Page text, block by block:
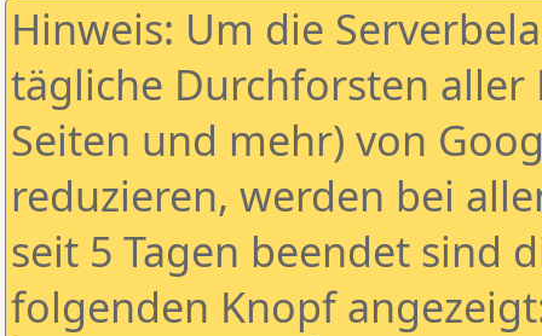
Hinweis: Um die
tägliche Durchforsten aller
Seiten und mehr) von
reduzieren, werden bei
seit 5 Tagen beendet sind
folgenden Knopf